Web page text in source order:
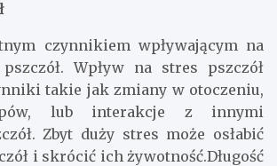
czynnikiem wpływającym na
Wpływ na stres pszczół
takie jak zmiany w otoczeniu,
lub interakcje z innymi
Zbyt duży stres może osłabić
i skrócić ich żywotność.Długość